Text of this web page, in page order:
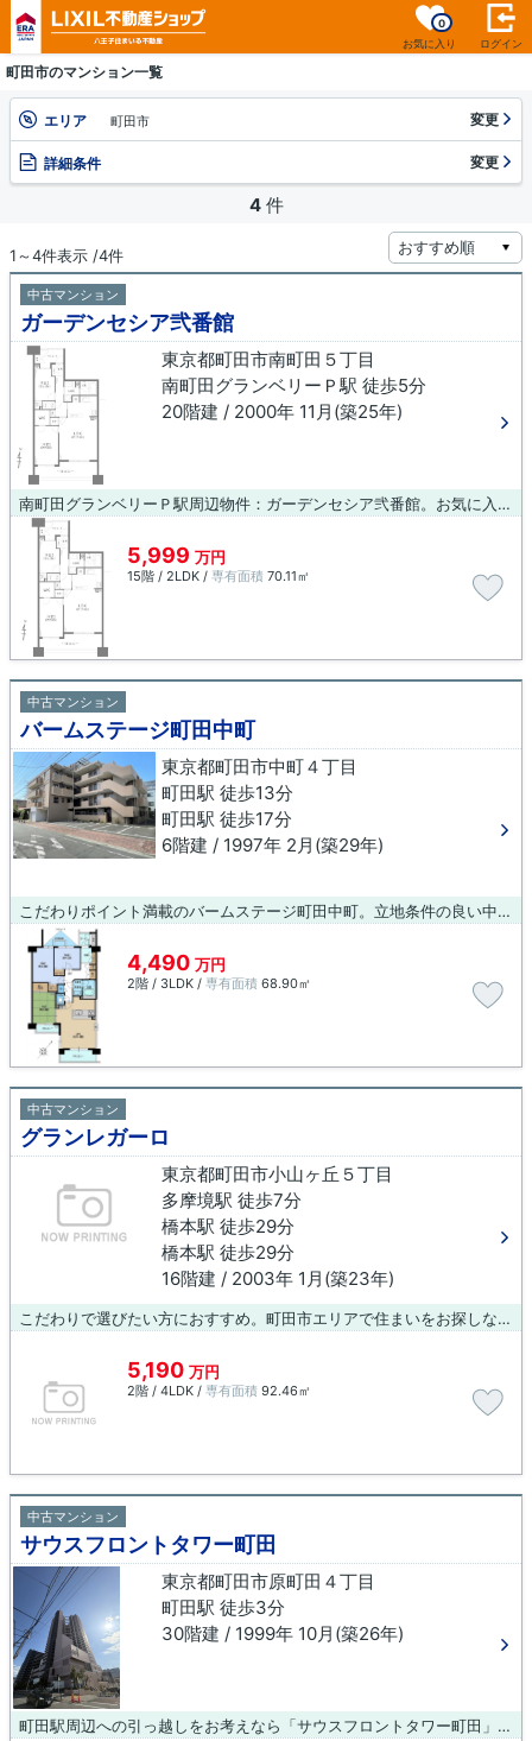
お気に入り
0
ログイン
町田市のマンション一覧
エリア 町田市 変更
詳細条件 変更
4 件
1～4件表示 /4件
中古マンション
ガーデンセシア弐番館
東京都町田市南町田５丁目
南町田グランベリーＰ駅 徒歩5分
20階建 / 2000年 11月(築25年)
南町田グランベリーＰ駅周辺物件：ガーデンセシア弐番館。お気に入りの中古マンションで満足度の高い生活をしましょう。電車移動の多い方には、駅から徒歩5分の物件がおすすめです。準工業地域内の物件です。不動産を探すなら、地域に詳しいLIXIL不動産ショップ八王子住まいる不動産にご用命下さい。町田市にある数多くの物件情報を取り扱い、お客様のご希望に適した物件をご紹介致します。
5,999 万円
15階 / 2LDK / 専有面積 70.11㎡
中古マンション
バームステージ町田中町
東京都町田市中町４丁目
町田駅 徒歩13分
町田駅 徒歩17分
6階建 / 1997年 2月(築29年)
こだわりポイント満載のバームステージ町田中町。立地条件の良い中古マンションは生活の質を高めてくれます。いつでも綺麗な外観をお求めなら、外観タイル張り替えが出来る住宅をお探しください。駅から徒歩13分の物件はいかがですか。不動産のことでお悩みでしたら、LIXIL不動産ショップ八王子住まいる不動産へお気軽にお問い合わせ下さい。ご要望やご質問などあれば承ります。
4,490 万円
2階 / 3LDK / 専有面積 68.90㎡
中古マンション
グランレガーロ
東京都町田市小山ヶ丘５丁目
多摩境駅 徒歩7分
橋本駅 徒歩29分
橋本駅 徒歩29分
16階建 / 2003年 1月(築23年)
こだわりで選びたい方におすすめ。町田市エリアで住まいをお探しなら「グランレガーロ」。地上16階建てなので、開放感もあります。エレベーターが2基ある物件です。立地する第二種住居地域は、住居以外に宗教施設や診療所、学校に加えて、床面積10000㎡以下の店舗や事務所、病院などが建てられます。また、自動車教習所、ホテル、カラオケボックス、パチンコ店なども建設可能な地域です。多摩境近郊にある不動産のことなら、LIXIL不動産ショップ八王子住まいる不動産にお任せ下さい。地域に詳しい当社スタッフがサポート致します。
5,190 万円
2階 / 4LDK / 専有面積 92.46㎡
中古マンション
サウスフロントタワー町田
東京都町田市原町田４丁目
町田駅 徒歩3分
30階建 / 1999年 10月(築26年)
町田駅周辺への引っ越しをお考えなら「サウスフロントタワー町田」。おでかけ好きな方には、駅から徒歩3分の駅近物件がおすすめです。中古マンションなので新築より購入費を抑えられます。地上30階建ての物件です。町田市ならすぐにご希望の物件が見つかるでしょう。特にアクセスが良好な町田近くが狙い目です。LIXIL不動産ショップ八王子住まいる不動産がご案内していますので、いつでもお問い合わせ下さい。